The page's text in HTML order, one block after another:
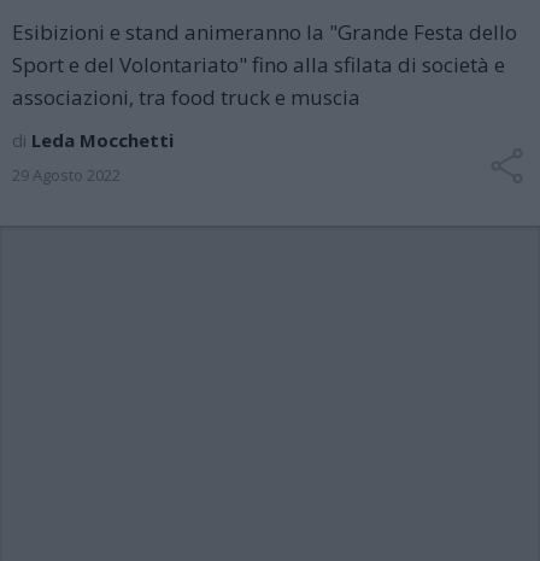
Esibizioni e stand animeranno la "Grande Festa dello
Sport e del Volontariato" fino alla sfilata di società e
associazioni, tra food truck e muscia
di Leda Mocchetti
29 Agosto 2022